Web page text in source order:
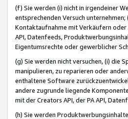
(f) Sie werden (i) nicht in irgendeiner
entsprechenden Versuch
Kontaktaufnahme mit Verkäufern oder
API, Datenfeeds,
Eigentumsrechte oder gewerblicher
(g) Sie werden nicht versuchen, (i) die
manipulieren, zu reparieren oder
enthaltene Software
andere zugrunde liegende
mit der Creators API, der PA API,
(h) Sie werden